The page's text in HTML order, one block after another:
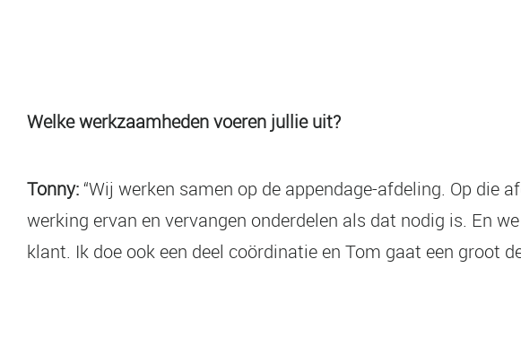
Welke werkzaamheden voeren jullie uit?
Tonny:“Wij werken samen op de appendage-afdeling. Op die
werking ervan en vervangen onderdelen als dat nodig is. En
klant. Ik doe ook een deel coördinatie en Tom gaat een groot